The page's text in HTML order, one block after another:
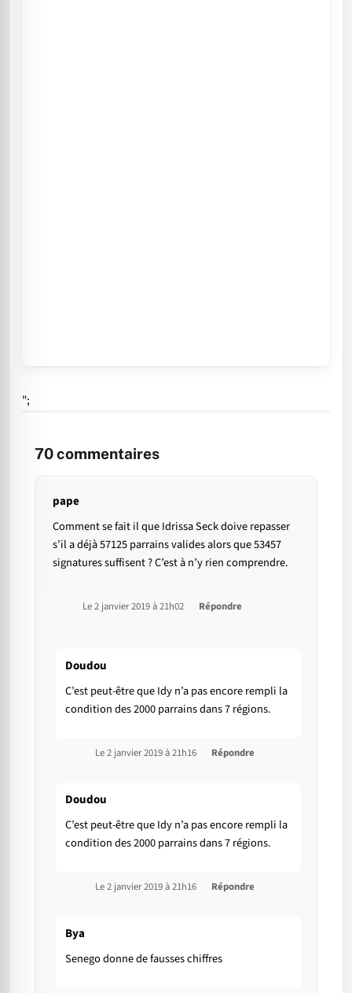
";
70commentaires
pape
Comment se fait il que Idrissa Seck doive repasser
s’il a déjà 57125 parrains valides alors que 53457
signatures suffisent ? C’est à n’y rien comprendre.
Le 2 janvier 2019 à 21h02 Répondre
Doudou
C’est peut-être que Idy n’a pas encore rempli la
condition des 2000 parrains dans 7 régions.
Le 2 janvier 2019 à 21h16 Répondre
Doudou
C’est peut-être que Idy n’a pas encore rempli la
condition des 2000 parrains dans 7 régions.
Le 2 janvier 2019 à 21h16 Répondre
Bya
Senego donne de fausses chiffres